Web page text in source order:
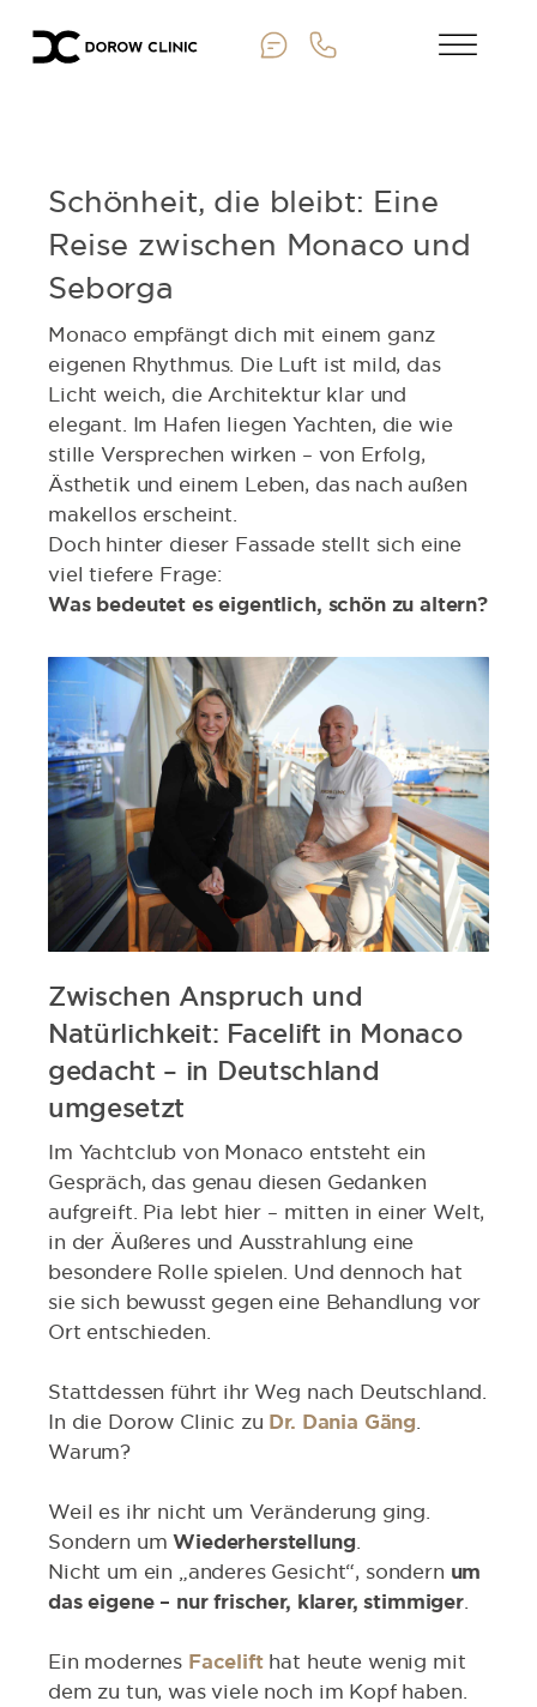
Schönheit, die bleibt: Eine
Reise zwischen Monaco und
Seborga
Monaco empfängt dich mit einem ganz
eigenen Rhythmus. Die Luft ist mild, das
Licht weich, die Architektur klar und
elegant. Im Hafen liegen Yachten, die wie
stille Versprechen wirken – von Erfolg,
Ästhetik und einem Leben, das nach außen
makellos erscheint.
Doch hinter dieser Fassade stellt sich eine
viel tiefere Frage:
Was bedeutet es eigentlich, schön zu altern?
Zwischen Anspruch und
Natürlichkeit: Facelift in Monaco
gedacht – in Deutschland
umgesetzt
Im Yachtclub von Monaco entsteht ein
Gespräch, das genau diesen Gedanken
aufgreift. Pia lebt hier – mitten in einer Welt,
in der Äußeres und Ausstrahlung eine
besondere Rolle spielen. Und dennoch hat
sie sich bewusst gegen eine Behandlung vor
Ort entschieden.
Stattdessen führt ihr Weg nach Deutschland.
In die Dorow Clinic zu Dr. Dania Gäng.
Warum?
Weil es ihr nicht um Veränderung ging.
Sondern umWiederherstellung.
Nicht um ein „anderes Gesicht“, sondern um
das eigene – nur frischer, klarer, stimmiger.
Ein modernes Facelifthat heute wenig mit
dem zu tun, was viele noch im Kopf haben.